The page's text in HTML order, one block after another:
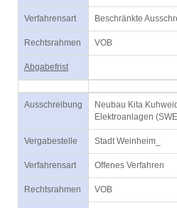
Verfahrensart Beschränkte
Rechtsrahmen VOB
Abgabefrist
Ausschreibung
Neubau Kita
Elektroanlagen
Vergabestelle Stadt Weinheim_
Verfahrensart Offenes Verfahren
Rechtsrahmen VOB